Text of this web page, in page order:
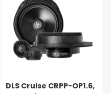
DLS Cruise CRPP-OP1.6,